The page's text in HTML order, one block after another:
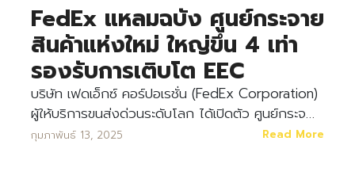
FedEx แหลมฉบัง ศูนย์กระจาย
สินค้าแห่งใหม่ ใหญ่ขึ้น 4 เท่า
รองรับการเติบโต EEC
บริษัท เฟดเอ็กซ์ คอร์ปอเรชั่น (FedEx Corporation)
ผู้ให้บริการขนส่งด่วนระดับโลก ได้เปิดตัว ศูนย์กระจ…
กุมภาพันธ์ 13, 2025 Read More